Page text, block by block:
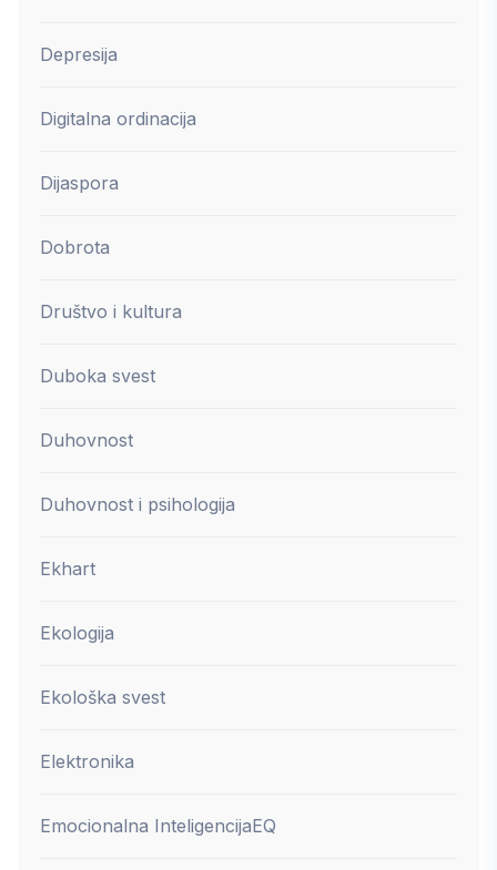
Depresija
Digitalna ordinacija
Dijaspora
Dobrota
Društvo i kultura
Duboka svest
Duhovnost
Duhovnost i psihologija
Ekhart
Ekologija
Ekološka svest
Elektronika
Emocionalna InteligencijaEQ